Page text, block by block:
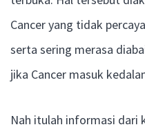
Cancer yang tidak
serta sering merasa
jika Cancer masuk
Nah itulah informasi dari